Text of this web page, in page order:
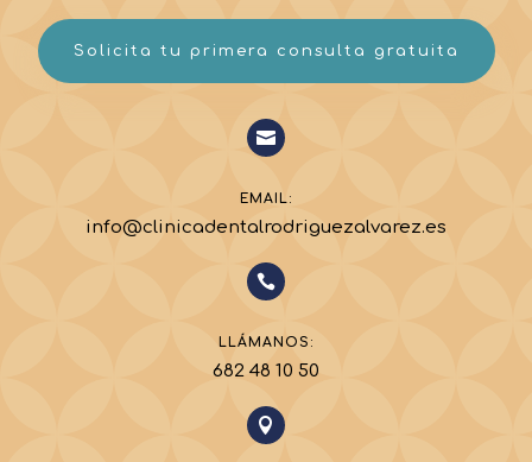
Solicita tu primera consulta gratuita

EMAIL:
info@clinicadentalrodriguezalvarez.es

LLÁMANOS:
682 48 10 50
